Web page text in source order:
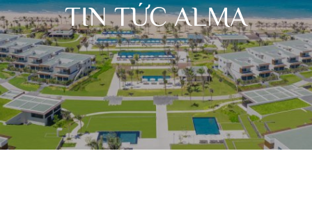
TIN TỨC ALMA